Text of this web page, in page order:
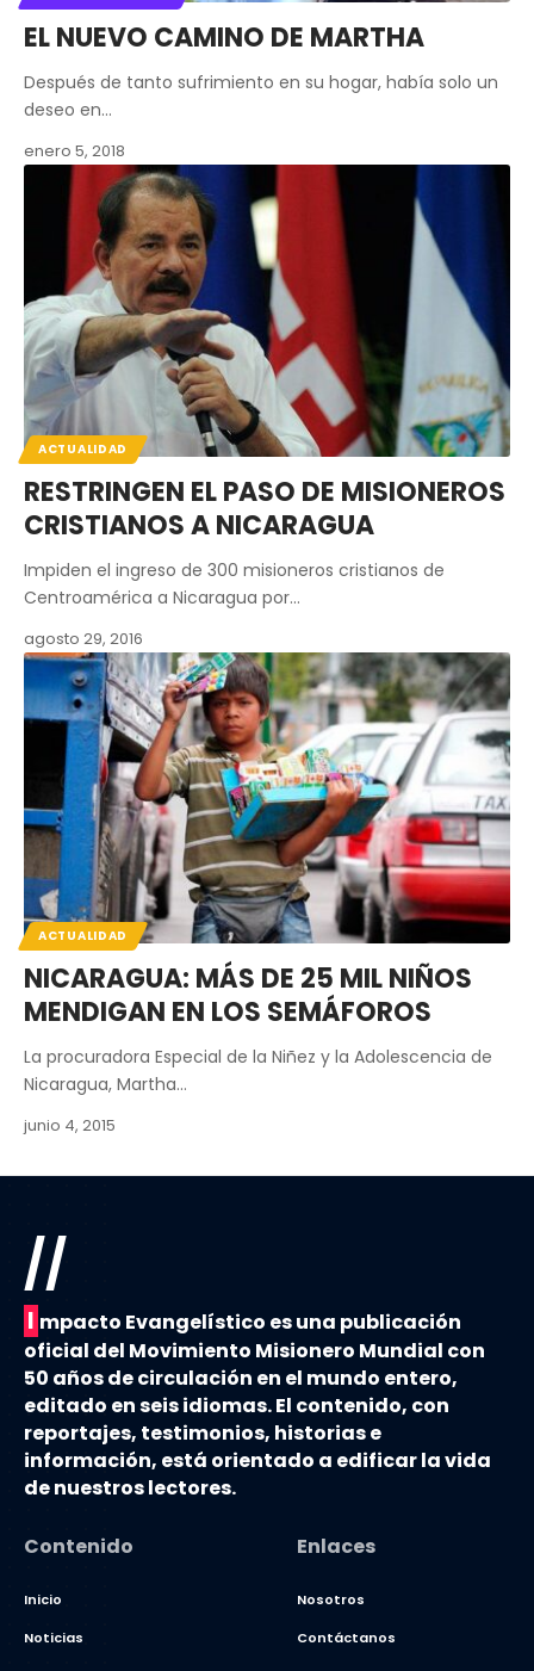
EL NUEVO CAMINO DE MARTHA
Después de tanto sufrimiento en su hogar, había solo un
deseo en…
enero 5, 2018
ACTUALIDAD
RESTRINGEN EL PASO DE MISIONEROS
CRISTIANOS A NICARAGUA
Impiden el ingreso de 300 misioneros cristianos de
Centroamérica a Nicaragua por…
agosto 29, 2016
ACTUALIDAD
NICARAGUA: MÁS DE 25 MIL NIÑOS
MENDIGAN EN LOS SEMÁFOROS
La procuradora Especial de la Niñez y la Adolescencia de
Nicaragua, Martha…
junio 4, 2015
//
I mpacto Evangelístico es una publicación
oficial del Movimiento Misionero Mundial con
50 años de circulación en el mundo entero,
editado en seis idiomas. El contenido, con
reportajes, testimonios, historias e
información, está orientado a edificar la vida
de nuestros lectores.
Contenido
Inicio
Noticias
Enlaces
Nosotros
Contáctanos